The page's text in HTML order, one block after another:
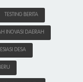
TESTING BERITA
INOVASI DAERAH
DESA